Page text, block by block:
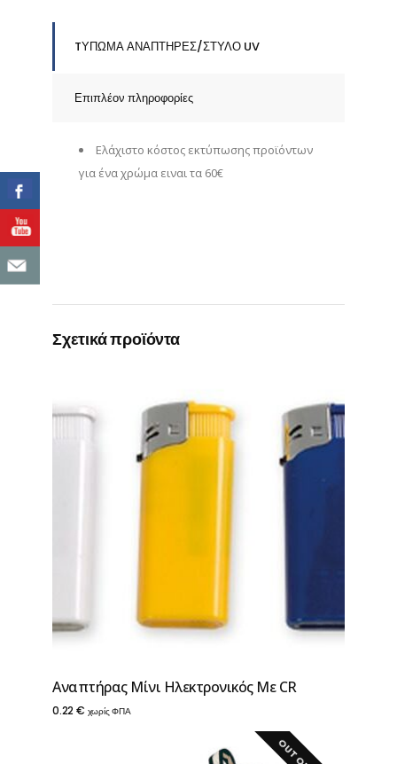
TΥΠΩΜΑ ΑΝΑΠΤΗΡΕΣ/ΣΤΥΛΟ UV
Επιπλέον πληροφορίες
Eλάχιστο κόστος εκτύπωσης προϊόντων
για ένα χρώμα ειναι τα 60€
Σχετικά προϊόντα
Aναπτήρας Μίνι Ηλεκτρονικός Με CR
0.22 € χωρίς ΦΠΑ